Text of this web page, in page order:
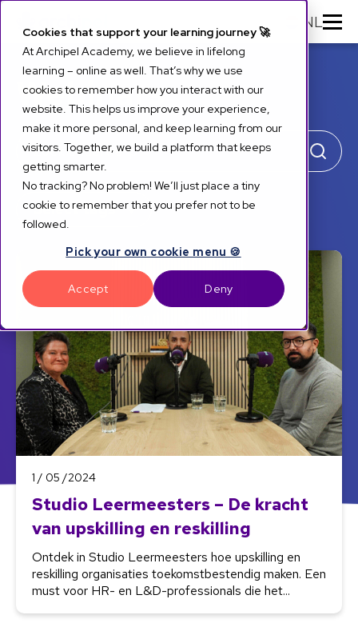
Cookies that support your learning journey 🚀
At Archipel Academy, we believe in lifelong
learning – online as well. That’s why we use
cookies to remember how you interact with our
website. This helps us improve your experience,
make it more personal, and keep learning from our
visitors. Together, we build a platform that keeps
getting smarter.
No tracking? No problem! We’ll just place a tiny
cookie to remember that you prefer not to be
followed.
Pick your own cookie menu 🍪
Accept Deny
NL
Webinars
Select tags >
1 / 05 /2024
Studio Leermeesters – De kracht
van upskilling en reskilling
Ontdek in Studio Leermeesters hoe upskilling en
reskilling organisaties toekomstbestendig maken. Een
must voor HR- en L&D-professionals die het...